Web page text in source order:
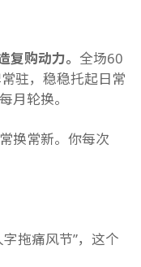
复购动力。 全场60
驻，稳稳托起日常
月轮换。
换常新。你每次
拖痛风节”，这个